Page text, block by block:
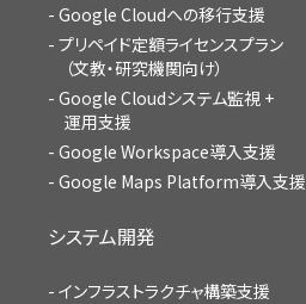
Google Cloudへの移行支援
プリペイド定額ライセンスプラン
（文教・研究機関向け）
Google Cloudシステム監視 +
運用支援
Google Workspace導入支援
Google Maps Platform導入支援
システム開発
インフラストラクチャ構築支援